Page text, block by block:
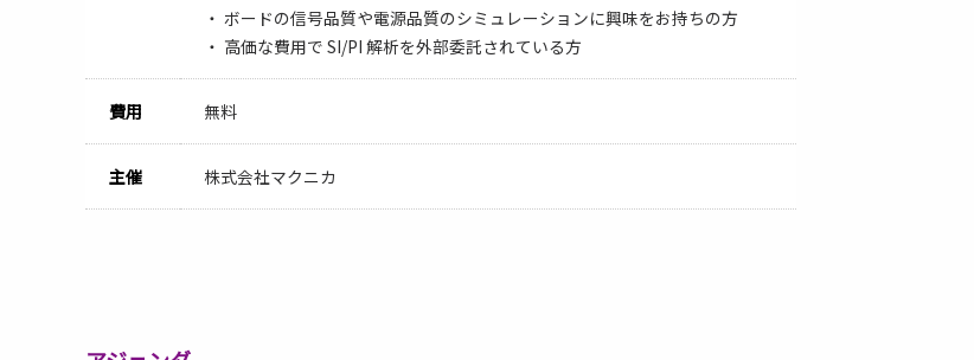
・ ボードの信号品質や電源品質のシミュレーションに興味をお持ちの方
・ 高価な費用で SI/PI 解析を外部委託されている方
費用 無料
主催 株式会社マクニカ